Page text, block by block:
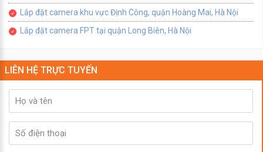
Lắp đặt camera khu vực Định Công, quận Hoàng Mai, Hà Nội
Lắp đặt camera FPT tại quận Long Biên, Hà Nội
LIÊN HỆ TRỰC TUYẾN